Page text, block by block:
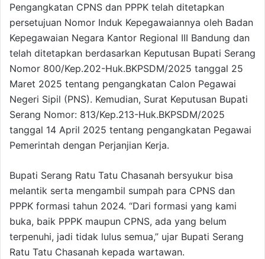
Pengangkatan CPNS dan PPPK telah ditetapkan
persetujuan Nomor Induk Kepegawaiannya oleh Badan
Kepegawaian Negara Kantor Regional III Bandung dan
telah ditetapkan berdasarkan Keputusan Bupati Serang
Nomor 800/Kep.202-Huk.BKPSDM/2025 tanggal 25
Maret 2025 tentang pengangkatan Calon Pegawai
Negeri Sipil (PNS). Kemudian, Surat Keputusan Bupati
Serang Nomor: 813/Kep.213-Huk.BKPSDM/2025
tanggal 14 April 2025 tentang pengangkatan Pegawai
Pemerintah dengan Perjanjian Kerja.
Bupati Serang Ratu Tatu Chasanah bersyukur bisa
melantik serta mengambil sumpah para CPNS dan
PPPK formasi tahun 2024. “Dari formasi yang kami
buka, baik PPPK maupun CPNS, ada yang belum
terpenuhi, jadi tidak lulus semua,” ujar Bupati Serang
Ratu Tatu Chasanah kepada wartawan.